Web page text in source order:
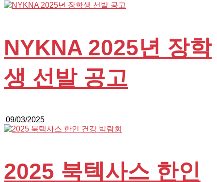
NYKNA 2025년 장학
생 선발 공고
09/03/2025
2025 북텍사스 한인